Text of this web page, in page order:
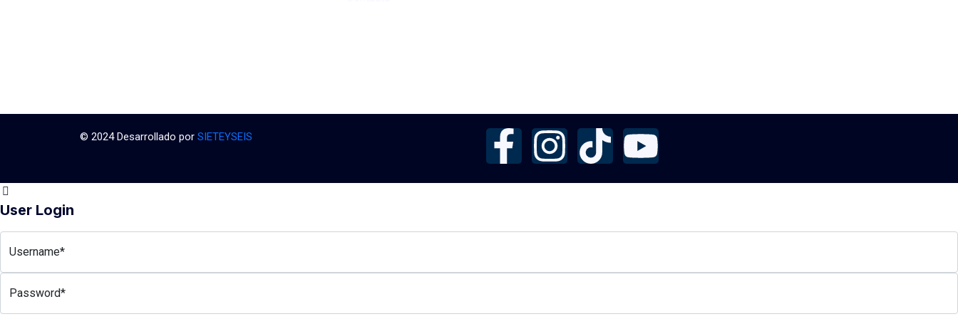
© 2024 Desarrollado por SIETEYSEIS
User Login
Username*
Password*